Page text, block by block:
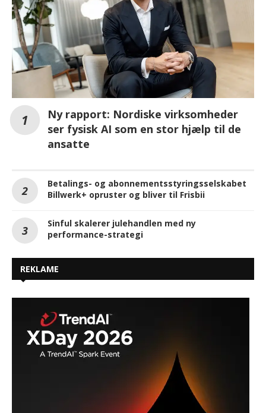
Ny rapport: Nordiske virksomheder
ser fysisk AI som en stor hjælp til de
ansatte
Betalings- og abonnementsstyringsselskabet
Billwerk+ opruster og bliver til Frisbii
Sinful skalerer julehandlen med ny
performance-strategi
REKLAME